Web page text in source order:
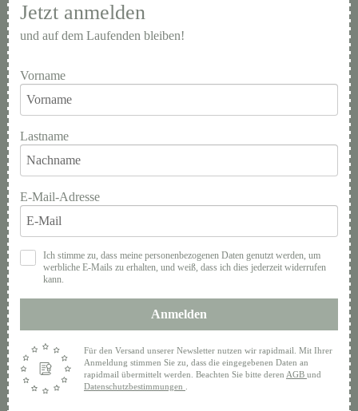
Jetzt anmelden
und auf dem Laufenden bleiben!
Vorname
Lastname
E-Mail-Adresse
Ich stimme zu, dass meine personenbezogenen Daten genutzt werden, um
werbliche E-Mails zu erhalten, und weiß, dass ich dies jederzeit widerrufen
kann.
Anmelden
Für den Versand unserer Newsletter nutzen wir rapidmail. Mit Ihrer
Anmeldung stimmen Sie zu, dass die eingegebenen Daten an
rapidmail übermittelt werden. Beachten Sie bitte deren AGB und
Datenschutzbestimmungen